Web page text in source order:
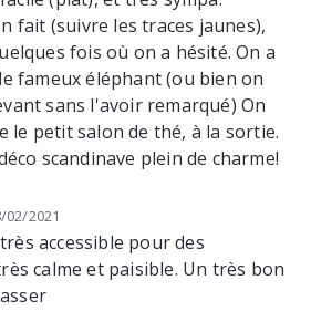
fait (suivre les traces jaunes),
fois où on a hésité. On a
fameux éléphant (ou bien on
sans l'avoir remarqué) On
le petit salon de thé, à la sortie.
scandinave plein de charme!
02/2021
accessible pour des
calme et paisible. Un très bon